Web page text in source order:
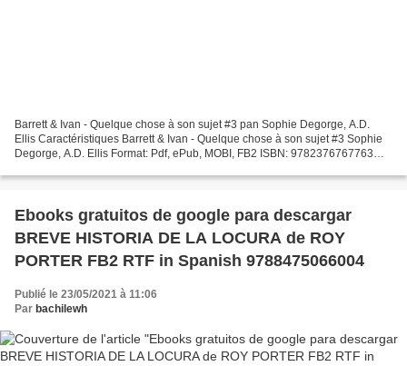
Barrett & Ivan - Quelque chose à son sujet #3 pan Sophie Degorge, A.D.
Ellis Caractéristiques Barrett & Ivan - Quelque chose à son sujet #3 Sophie
Degorge, A.D. Ellis Format: Pdf, ePub, MOBI, FB2 ISBN: 9782376767763
Ebooks gratuitos de google para descargar
BREVE HISTORIA DE LA LOCURA de ROY
PORTER FB2 RTF in Spanish 9788475066004
Publié le 23/05/2021 à 11:06
Par bachilewh